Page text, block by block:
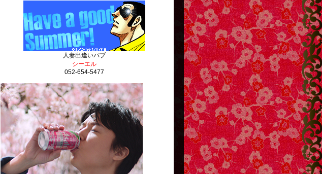
人妻出逢いパブ
シーエル
052-654-5477